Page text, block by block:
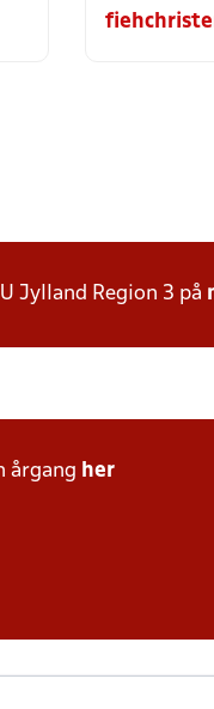
Jylland Region 3 på
årgang her